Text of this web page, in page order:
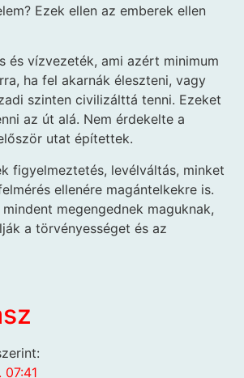
Ezek ellen az emberek ellen
és vízvezeték, ami azért minimum
ha fel akarnák éleszteni, vagy
szinten civilizálttá tenni. Ezeket
az út alá. Nem érdekelte a
utat építettek.
figyelmeztetés, levélváltás, minket
ellenére magántelkekre is.
megengednek maguknak,
a törvényességet és az
07:41